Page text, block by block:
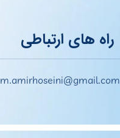
راه های ارتباطی
m.amirhoseini@gmail.com